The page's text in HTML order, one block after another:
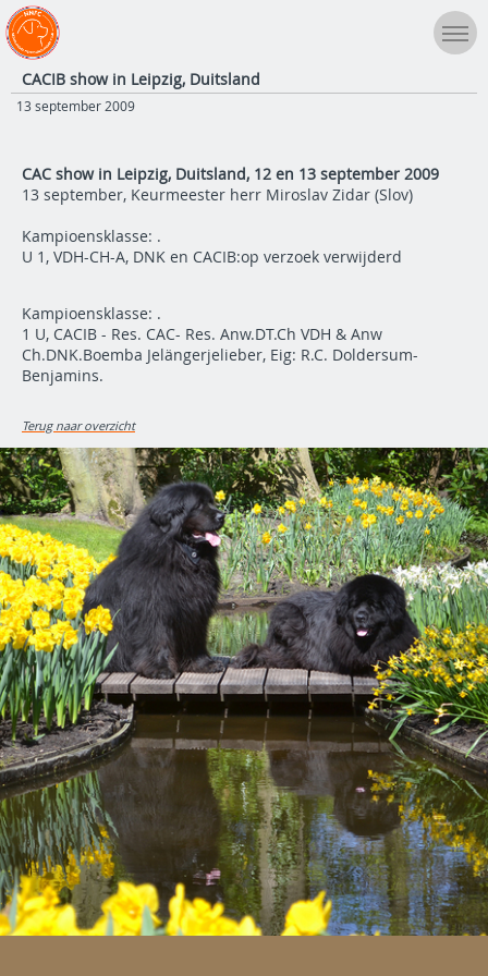
CACIB show in Leipzig, Duitsland
13 september 2009
CAC show in Leipzig, Duitsland, 12 en 13 september 2009
13 september, Keurmeester herr Miroslav Zidar (Slov)
Kampioensklasse: .
U 1, VDH-CH-A, DNK en CACIB:op verzoek verwijderd
Kampioensklasse: .
1 U, CACIB - Res. CAC- Res. Anw.DT.Ch VDH & Anw
Ch.DNK.Boemba Jelängerjelieber, Eig: R.C. Doldersum-
Benjamins.
Terug naar overzicht